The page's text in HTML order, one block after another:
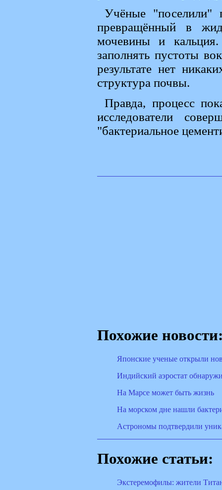
Учёные "поселили"
превращённый в
мочевины и
заполнять пустоты
результате нет
структура почвы.
Правда, процесс
исследователи
"бактериальное
Похожие
Японские ученые открыли
Индийский аэростат
На Марсе может быть жизнь
На морском дне нашли
Астрономы подтвердили
Похожие статьи:
Экстеремофилы: жители